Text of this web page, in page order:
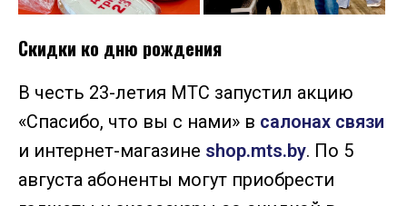
Скидки ко дню рождения
В честь 23-летия МТС запустил акцию
«Спасибо, что вы с нами» в салонах связи
и интернет-магазине shop.mts.by. По 5
августа абоненты могут приобрести